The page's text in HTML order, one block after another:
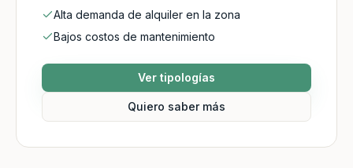
Alta demanda de alquiler en la zona
Bajos costos de mantenimiento
Ver tipologías
Quiero saber más